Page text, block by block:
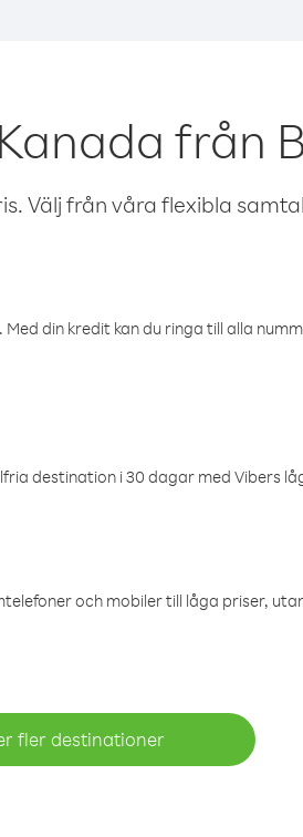
från
Välj från våra flexibla
din kredit kan du ringa till alla
destination i 30 dagar med Vibers
och mobiler till låga priser,
fler destinationer